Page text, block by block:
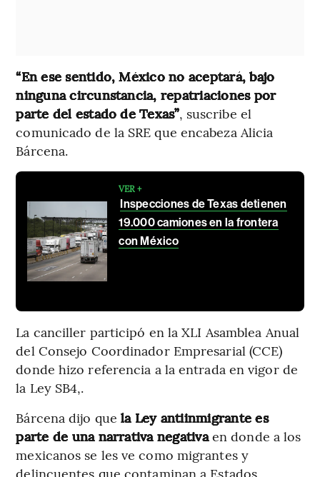
“En ese sentido, México no aceptará, bajo
ninguna circunstancia, repatriaciones por
parte del estado de Texas”, suscribe el
comunicado de la SRE que encabeza Alicia
Bárcena.
VER +
Inspecciones de Texas detienen
19.000 camiones en la frontera
con México
La canciller participó en la XLI Asamblea Anual
del Consejo Coordinador Empresarial (CCE)
donde hizo referencia a la entrada en vigor de
la Ley SB4,.
Bárcena dijo quela Ley antiinmigrante es
parte de una narrativa negativaen donde a los
mexicanos se les ve como migrantes y
delincuentes que contaminan a Estados